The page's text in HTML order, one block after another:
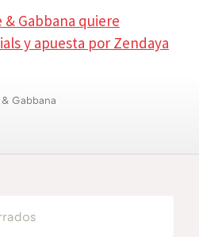
& Gabbana quiere
y apuesta por Zendaya
Gabbana